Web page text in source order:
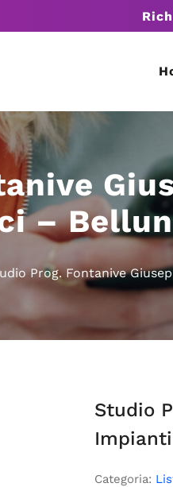
–
Prog. Fontanive
Studio
Categoria: